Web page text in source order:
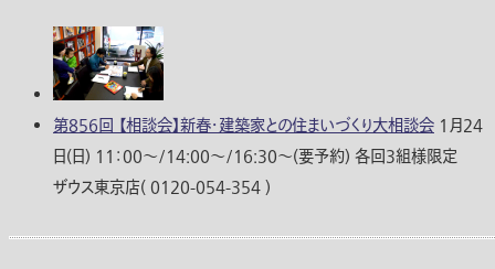
第856回 【相談会】新春・建築家との住まいづくり大相談会 1月24
日(日) 11：00〜/14:00〜/16:30〜(要予約) 各回3組様限定
ザウス東京店( 0120-054-354 )